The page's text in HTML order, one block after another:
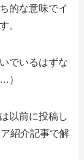
的な意味でイ
。
でいるはずな
）
以前に投稿し
紹介記事で解